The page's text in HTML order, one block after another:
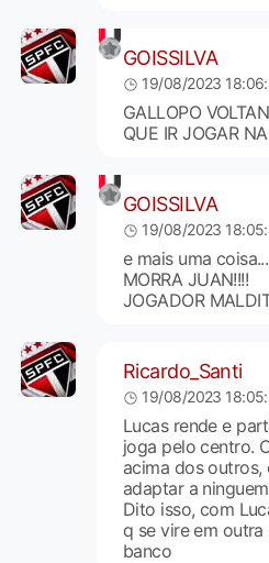
GOISSILVA
19/08/2023
GALLOPO
QUE IR JOGAR
GOISSILVA
19/08/2023
e mais uma
MORRA JUAN!!!!
JOGADOR
Ricardo_Santi
19/08/2023
Lucas rende e
joga pelo centro.
acima dos
adaptar a
Dito isso, com
q se vire em
banco